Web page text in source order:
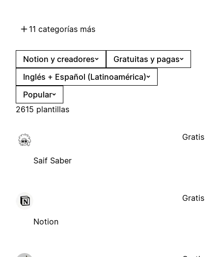
11 categorías más
Notion y creadores
Gratuitas y pagas
Inglés + Español (Latinoamérica)
Popular
2615 plantillas
Saif Saber
Gratis
Notion
Gratis